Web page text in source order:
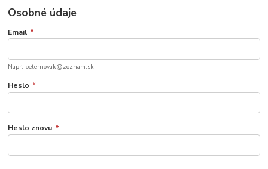
Osobné údaje
Email *
Napr. peternovak@zoznam.sk
Heslo *
Heslo znovu *